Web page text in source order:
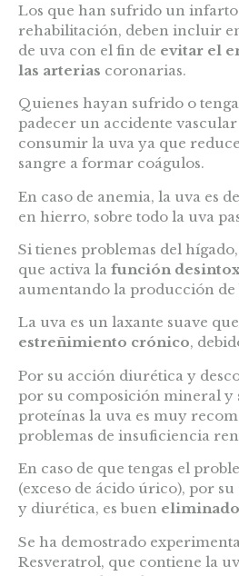
Los que han sufrido un infarto
rehabilitación, deben incluir
de uva con el fin de evitar el
las arterias coronarias.
Quienes hayan sufrido o
padecer un accidente
consumir la uva ya que
sangre a formar coágulos.
En caso de anemia, la uva es
en hierro, sobre todo la uva
Si tienes problemas del
que activa la función
aumentando la producción de
La uva es un laxante suave que
estreñimiento crónico,
Por su acción diurética y
por su composición mineral y
proteínas la uva es muy
problemas de insuficiencia
En caso de que tengas el
(exceso de ácido úrico), por
y diurética, es buen
Se ha demostrado
Resveratrol, que contiene la